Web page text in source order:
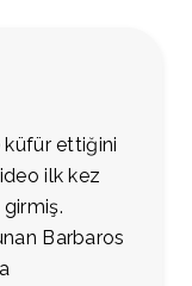
küfür ettiğini
ilk kez
girmiş.
Barbaros